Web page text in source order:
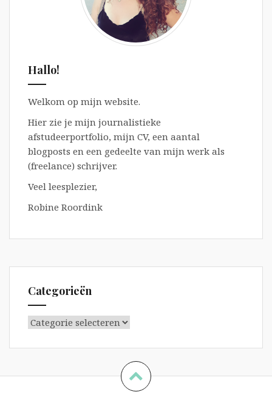
Hallo!
Welkom op mijn website.
Hier zie je mijn journalistieke
afstudeerportfolio, mijn CV, een aantal
blogposts en een gedeelte van mijn werk als
(freelance) schrijver.
Veel leesplezier,
Robine Roordink
Categorieën
Categorieën